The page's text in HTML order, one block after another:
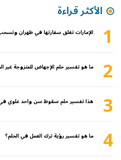
الأكثر قراءة
1 الإمارات تغلق سفارتها في طهران وتسحب
2 ما هو تفسير حلم الإجهاض للمتزوجة غير
3 هذا تفسير حلم سقوط سن واحد علوي في
4 ما هو تفسير رؤية ترك العمل في الحلم؟